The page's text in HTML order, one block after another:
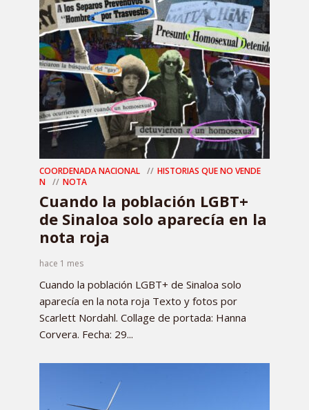
COORDENADA NACIONAL
HISTORIAS QUE NO VENDE
N
NOTA
Cuando la población LGBT+
de Sinaloa solo aparecía en la
nota roja
hace 1 mes
Cuando la población LGBT+ de Sinaloa solo
aparecía en la nota roja Texto y fotos por
Scarlett Nordahl. Collage de portada: Hanna
Corvera. Fecha: 29...